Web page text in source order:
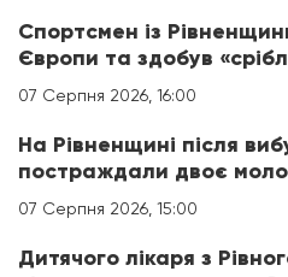
Спортсмен із
Європи та здобув
07 Серпня 2026, 16:00
На Рівненщині після
постраждали двоє
07 Серпня 2026, 15:00
Дитячого лікаря з